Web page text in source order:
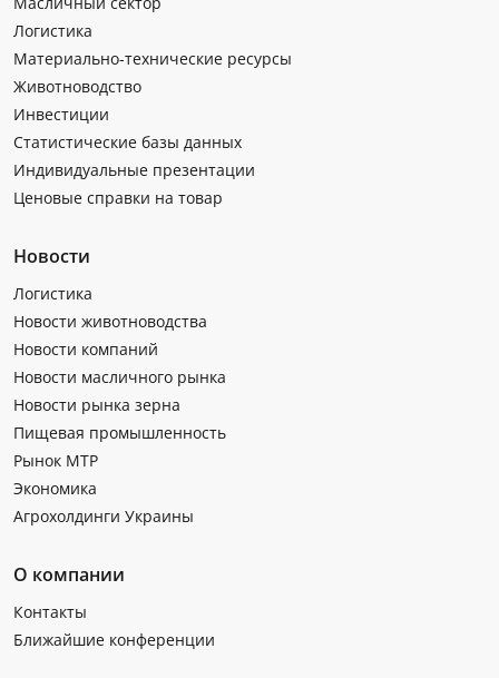
Логистика
Материально-технические ресурсы
Животноводство
Инвестиции
Статистические базы данных
Индивидуальные презентации
Ценовые справки на товар
Новости
Логистика
Новости животноводства
Новости компаний
Новости масличного рынка
Новости рынка зерна
Пищевая промышленность
Рынок МТР
Экономика
Агрохолдинги Украины
О компании
Контакты
Ближайшие конференции